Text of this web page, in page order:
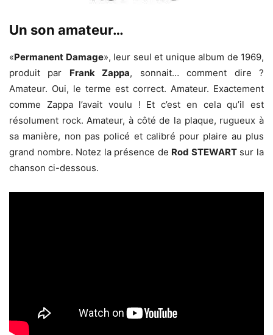
Un son amateur…
«Permanent Damage», leur seul et unique album de 1969,
produit par Frank Zappa, sonnait… comment dire ?
Amateur. Oui, le terme est correct. Amateur. Exactement
comme Zappa l’avait voulu ! Et c’est en cela qu’il est
résolument rock. Amateur, à côté de la plaque, rugueux à
sa manière, non pas policé et calibré pour plaire au plus
grand nombre. Notez la présence de Rod STEWARTsur la
chanson ci-dessous.